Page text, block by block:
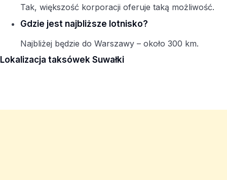
Tak, większość korporacji oferuje taką możliwość.
Gdzie jest najbliższe lotnisko?
Najbliżej będzie do Warszawy – około 300 km.
Lokalizacja taksówek Suwałki